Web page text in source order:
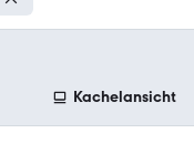
Kachelansicht